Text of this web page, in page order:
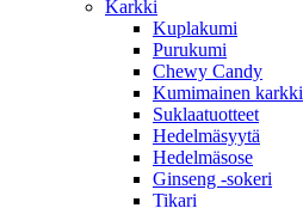
Karkki
Kuplakumi
Purukumi
Chewy Candy
Kumimainen karkki
Suklaatuotteet
Hedelmäsyytä
Hedelmäsose
Ginseng -sokeri
Tikari